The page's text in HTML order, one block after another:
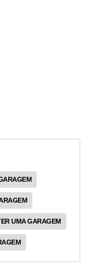
UMA GARAGEM